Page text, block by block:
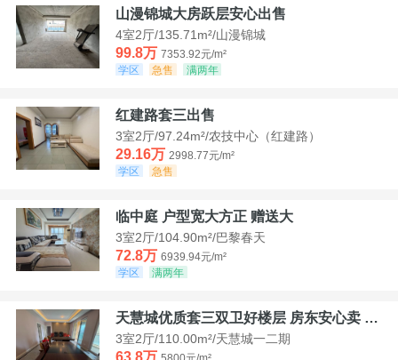
山漫锦城大房跃层安心出售
4室2厅/135.71m²/山漫锦城
99.8万 7353.92元/m²
学区
急售 满两年
红建路套三出售
3室2厅/97.24m²/农技中心（红建路）
29.16万 2998.77元/m²
学区
急售
临中庭 户型宽大方正 赠送大
3室2厅/104.90m²/巴黎春天
72.8万 6939.94元/m²
学区
满两年
天慧城优质套三双卫好楼层 房东安心卖 价格好谈
3室2厅/110.00m²/天慧城一二期
63.8万